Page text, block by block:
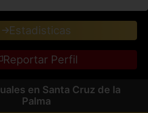
Estadisticas
Reportar Perfil
en Santa Cruz de la
Palma